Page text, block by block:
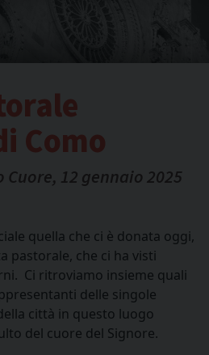
Como
12 gennaio 2025
quella che ci è donata oggi,
pastorale, che ci ha visti
Ci ritroviamo insieme quali
delle singole
città in questo luogo
del cuore del Signore.